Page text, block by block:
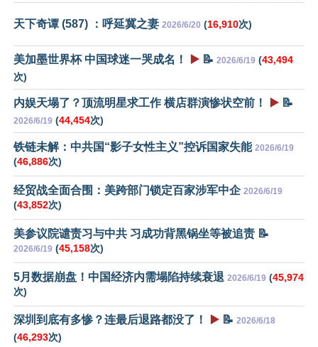
天下奇谭 (587) ：呼延冀之妻 2026/6/20 (16,910次)
美加墨世界杯 中国球迷一哭成名！ ▶️ 📝 2026/6/19 (43,494
次)
内娱天塌了？顶流明星求工作 横店群演惨状空前！ ▶️ 📝
2026/6/19 (44,454次)
铁链未解：中共国“影子女性主义”控诉国家失能 2026/6/19
(46,886次)
经贸战全面合围：美跨部门锁定百家涉军中企 2026/6/19
(43,852次)
美参议院谴责习与中共 习成功背黑锅坐等被追责 📝
2026/6/19 (45,158次)
5月数据崩盘！中国经济内需塌陷持续衰退 2026/6/19 (45,974
次)
深圳到底有多惨？连最后退路都没了！ ▶️ 📝 2026/6/18
(46,293次)